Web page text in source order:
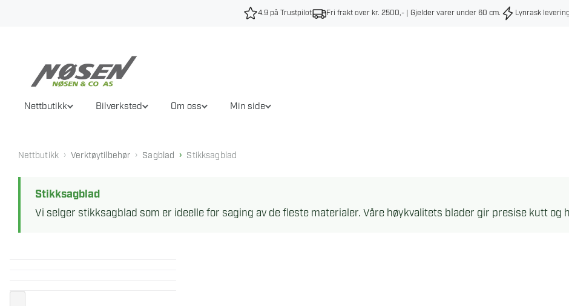
4.9 på Trustpilot Fri frakt over kr. 2500,- | Gjelder varer under 60 cm. Lynrask levering
Nettbutikk Bilverksted Om oss Min side
Nettbutikk › Verktøytilbehør › Sagblad › Stikksagblad
Stikksagblad
Vi selger stikksagblad som er ideelle for saging av de fleste materialer. Våre høykvalitets blader gir presise kutt og